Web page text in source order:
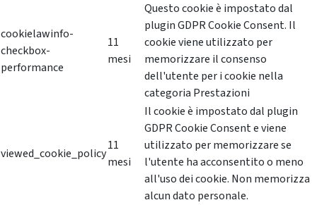
cookielawinfo-
checkbox-
performance
11
mesi
Questo cookie è impostato dal
plugin GDPR Cookie Consent. Il
cookie viene utilizzato per
memorizzare il consenso
dell'utente per i cookie nella
categoria Prestazioni
viewed_cookie_policy
11
mesi
Il cookie è impostato dal plugin
GDPR Cookie Consent e viene
utilizzato per memorizzare se
l'utente ha acconsentito o meno
all'uso dei cookie. Non memorizza
alcun dato personale.